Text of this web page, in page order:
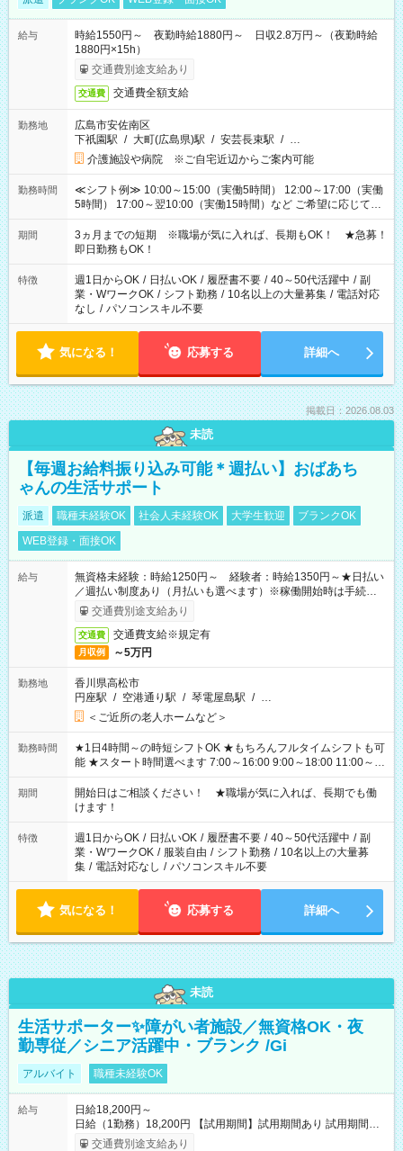
給与
時給1550円～ 夜勤時給1880円～ 日収2.8万円～（夜勤時給
1880円×15h）
交通費別途支給あり
交通費 交通費全額支給
勤務地
広島市安佐南区
下祇園駅 / 大町(広島県)駅 / 安芸長束駅 / …
介護施設や病院 ※ご自宅近辺からご案内可能
勤務時間
≪シフト例≫ 10:00～15:00（実働5時間） 12:00～17:00（実働
5時間） 17:00～翌10:00（実働15時間）など ご希望に応じて、
働く時間は調整できます！ お気軽に担当へ相談ください！
期間
3ヵ月までの短期 ※職場が気に入れば、長期もOK！ ★急募！
即日勤務もOK！
特徴 週1日からOK / 日払いOK / 履歴書不要 / 40～50代活躍中 / 副
業・WワークOK / シフト勤務 / 10名以上の大量募集 / 電話対応
なし / パソコンスキル不要
気になる！ 応募する 詳細へ
掲載日：2026.08.03
未読
【毎週お給料振り込み可能＊週払い】おばあち
ゃんの生活サポート
派遣 職種未経験OK 社会人未経験OK 大学生歓迎
ブランクOK
WEB登録・面接OK
給与
無資格未経験：時給1250円～ 経験者：時給1350円～★日払い
／週払い制度あり（月払いも選べます）※稼働開始時は手続き完
了次第のお支払いとなります。
交通費別途支給あり
交通費 交通費支給※規定有
月収例 ～5万円
勤務地
香川県高松市
円座駅 / 空港通り駅 / 琴電屋島駅 / …
＜ご近所の老人ホームなど＞
勤務時間
★1日4時間～の時短シフトOK ★もちろんフルタイムシフトも可
能 ★スタート時間選べます 7:00～16:00 9:00～18:00 11:00～
20:00 など 残業なし！ ※Wワークの場合、他のお仕事と合わせ
週40時間超の就業はご案内できません ※法令に基づき、週20時
間以上勤務は社会保険への加入対象となります ※労働者派遣法
（日雇い派遣の原則禁止）により、短時間・短期間の就業はご
案内が難しい場合があります
期間
開始日はご相談ください！ ★職場が気に入れば、長期でも働
けます！
特徴 週1日からOK / 日払いOK / 履歴書不要 / 40～50代活躍中 / 副
業・WワークOK / 服装自由 / シフト勤務 / 10名以上の大量募
集 / 電話対応なし / パソコンスキル不要
気になる！ 応募する 詳細へ
未読
生活サポーター✨障がい者施設／無資格OK・夜
勤専従／シニア活躍中・ブランク /Gi
アルバイト 職種未経験OK
給与
日給18,200円～
日給（1勤務）18,200円 【試用期間】試用期間あり 試用期間の
長さ：3ヶ月 雇用形態、給与は本採用時と同じです。
交通費別途支給あり